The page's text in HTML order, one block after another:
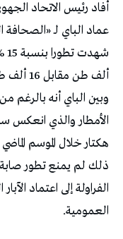
أفاد رئيس الاتحاد
عماد الباي لـ «الصحافة
ألف طن مقابل 16 ألف طن خلال السنة الماضية.
وبين الباي أنه بالرغم
ذلك لم يمنع تطور
الفراولة إلى اعتماد
العمومية.